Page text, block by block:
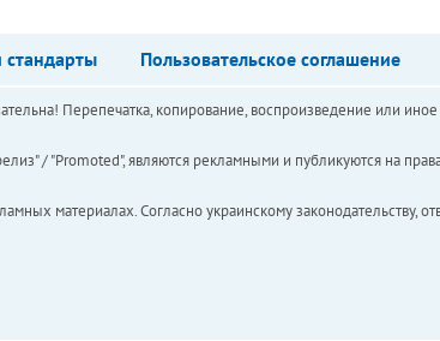
стандарты Пользовательское соглашение
Перепечатка, копирование, воспроизведение или
/ "Promoted", являются рекламными и публикуются на
материалах. Согласно украинскому законодательству,